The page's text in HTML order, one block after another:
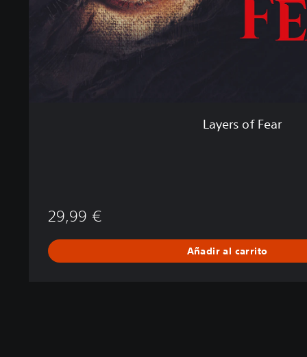
Layers of Fear
29,99 €
Añadir al carrito